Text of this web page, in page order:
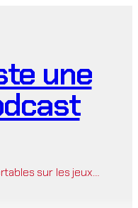
une
sur les jeux…